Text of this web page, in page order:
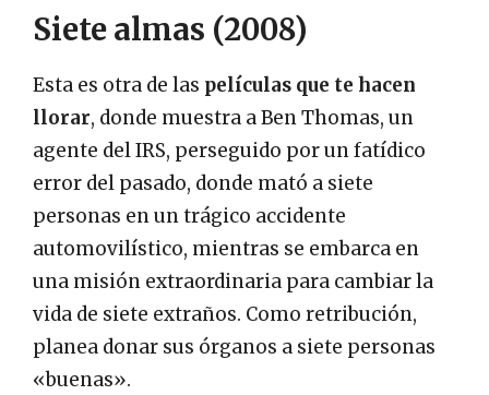
Siete almas (2008)
Esta es otra de las películas que te hacen
llorar, donde muestra a Ben Thomas, un
agente del IRS, perseguido por un fatídico
error del pasado, donde mató a siete
personas en un trágico accidente
automovilístico, mientras se embarca en
una misión extraordinaria para cambiar la
vida de siete extraños. Como retribución,
planea donar sus órganos a siete personas
«buenas».